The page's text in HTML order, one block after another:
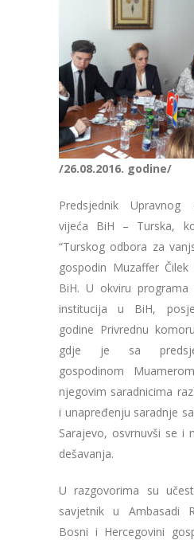
/26.08.2016. godine/
Predsjednik Upravnog
vijeća BiH – Turska,
“Turskog odbora za
gospodin Muzaffer
BiH. U okviru programa
institucija u BiH,
godine Privrednu
gdje je sa
gospodinom
njegovim saradnicima
i unapređenju saradnje
Sarajevo, osvrnuvši se i
dešavanja.
U razgovorima su
savjetnik u Ambasadi
Bosni i Hercegovini